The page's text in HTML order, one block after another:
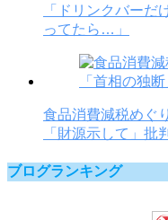
「ドリンクバーだ
ってたら…」
食品消費減税めぐ
「財源示して」批
ブログランキング